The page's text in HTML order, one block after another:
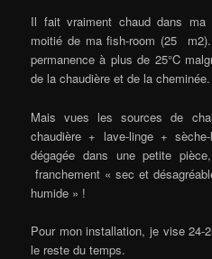
Il fait vraiment chaud dans
moitié de ma fish-room (25
permanence à plus de 25°C
de la chaudière et de la cheminée.
Mais vues les sources de
chaudière + lave-linge +
dégagée dans une petite
franchement « sec et
humide » !
Pour mon installation, je vise 24-
le reste du temps.